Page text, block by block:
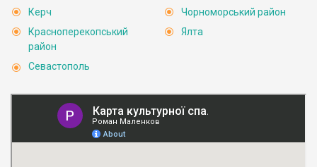
Керч
Красноперекопський
район
Севастополь
Чорноморський район
Ялта